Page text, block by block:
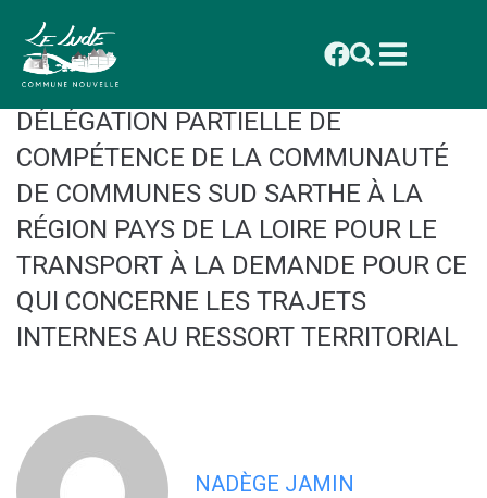
principal
2026_007 CONSEIL DU 19 JANVIER :
DELIBERATION : APPROBATION DE LA
DÉLÉGATION PARTIELLE DE
COMPÉTENCE DE LA COMMUNAUTÉ
DE COMMUNES SUD SARTHE À LA
RÉGION PAYS DE LA LOIRE POUR LE
TRANSPORT À LA DEMANDE POUR CE
QUI CONCERNE LES TRAJETS
INTERNES AU RESSORT TERRITORIAL
NADÈGE JAMIN